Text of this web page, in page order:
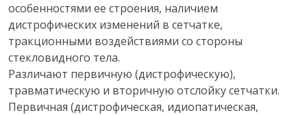
особенностями ее строения, наличием
дистрофических изменений в сетчатке,
тракционными воздействиями со стороны
стекловидного тела.
Различают первичную (дистрофическую),
травматическую и вторичную отслойку сетчатки.
Первичная (дистрофическая, идиопатическая,